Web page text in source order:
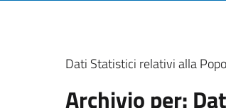
Dati Statistici relativi alla
Archivio per: